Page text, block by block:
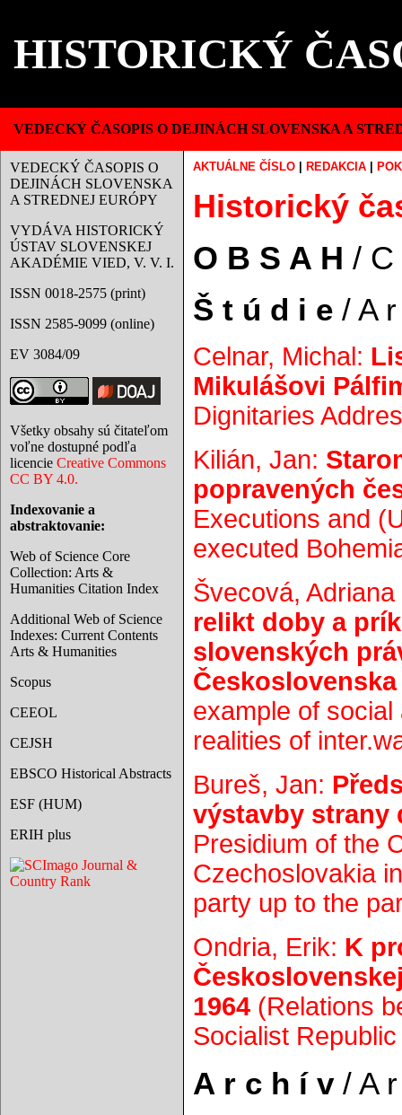
HISTORICKÝ
VEDECKÝ ČASOPIS O DEJINÁCH SLOVENSKA A
VEDECKÝ ČASOPIS O
DEJINÁCH SLOVENSKA
A STREDNEJ EURÓPY
VYDÁVA HISTORICKÝ
ÚSTAV SLOVENSKEJ
AKADÉMIE VIED, V. V. I.
ISSN 0018-2575 (print)
ISSN 2585-9099 (online)
EV 3084/09
Všetky obsahy sú čitateľom
voľne dostupné podľa
licencie Creative Commons
CC BY 4.0.
Indexovanie a
abstraktovanie:
Web of Science Core
Collection: Arts &
Humanities Citation Index
Additional Web of Science
Indexes: Current Contents
Arts & Humanities
Scopus
CEEOL
CEJSH
EBSCO Historical Abstracts
ESF (HUM)
ERIH plus
AKTUÁLNE ČÍSLO REDAKCIA
Historický
O B S A H / C
Š t ú d i e / A
Celnar, Michal:
Mikulášovi
Dignitaries
Kilián, Jan:
popravených
Executions and
executed
Švecová,
relikt doby a
slovenských
Československa
example of
realities of
Bureš, Jan:
výstavby strany
Presidium of the
Czechoslovakia
party up to the
Ondria, Erik: K
1964 (Relations
Socialist
A r c h í v/ A r